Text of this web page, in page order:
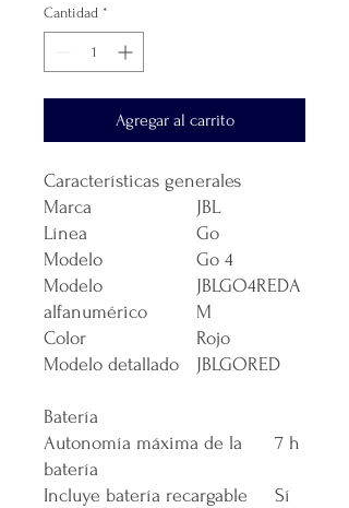
Cantidad *
Agregar al carrito
Características generales
Marca
JBL
Línea
Go
Modelo
Go 4
Modelo
alfanumérico
JBLGO4REDA
M
Color
Rojo
Modelo detallado
JBLGORED
Batería
Autonomía máxima de la
batería
7 h
Incluye batería recargable
Sí